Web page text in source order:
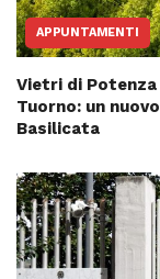
APPUNTAMENTI
Vietri di
Tuorno: un
Basilicata